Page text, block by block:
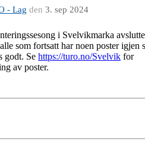
- Lag den 3. sep 2024
i Svelvikmarka
som fortsatt har noen poster igjen
godt. Se https://turo.no/Svelvik for
av poster.